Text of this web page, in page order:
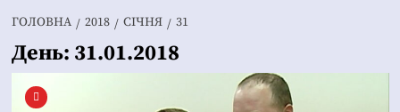
ГОЛОВНА 2018 СІЧНЯ 31
День: 31.01.2018